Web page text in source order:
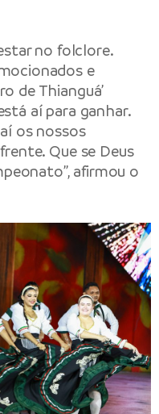
no folclore.
e
de Thianguá’
aí para ganhar.
os nossos
Que se Deus
afirmou o